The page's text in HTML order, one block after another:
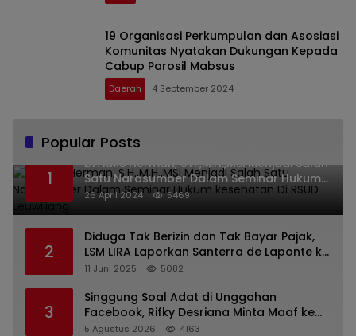
19 Organisasi Perkumpulan dan Asosiasi
Komunitas Nyatakan Dukungan Kepada
Cabup Parosil Mabsus
Daerah 4 September 2024
Popular Posts
1
Dr. KMS Herman, S.H.,M.H.,MSi Menjadi Salah
Satu Narasumber Dalam Seminar Hukum
kesehatan Di RSUD Leuwiliang
26 April 2024 5469
2
Diduga Tak Berizin dan Tak Bayar Pajak,
LSM LIRA Laporkan Santerra de Laponte ke
Kejaksaan Kota Batu
11 Juni 2025 5082
3
Singgung Soal Adat di Unggahan
Facebook, Rifky Desriana Minta Maaf ke
PDA dan Bupati Kubar
5 Agustus 2026 4163